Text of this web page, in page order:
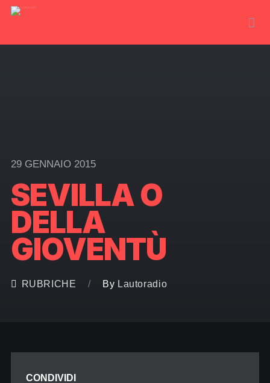
29 GENNAIO 2015
SEVILLA O
DELLA
GIOVENTÙ
RUBRICHE By Lautoradio
CONDIVIDI